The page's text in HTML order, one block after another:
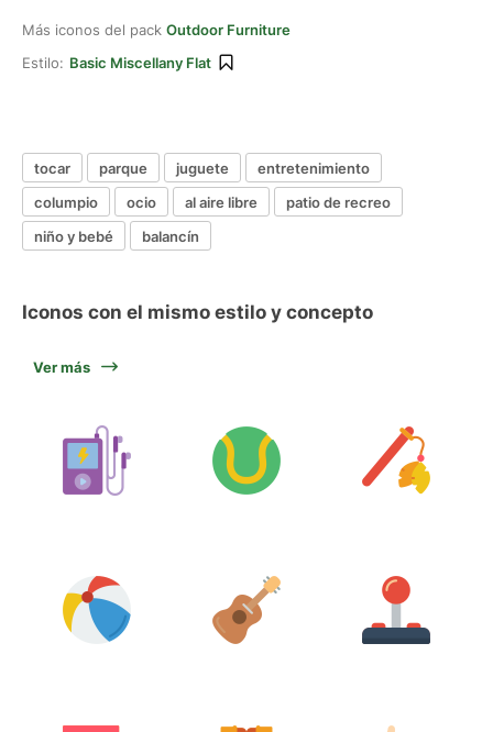
Más iconos del pack Outdoor Furniture
Estilo: Basic Miscellany Flat
tocar parque juguete
entretenimiento
columpio
ocio al aire libre
patio de recreo
niño y bebé
balancín
Iconos con el mismo estilo y concepto
Ver más